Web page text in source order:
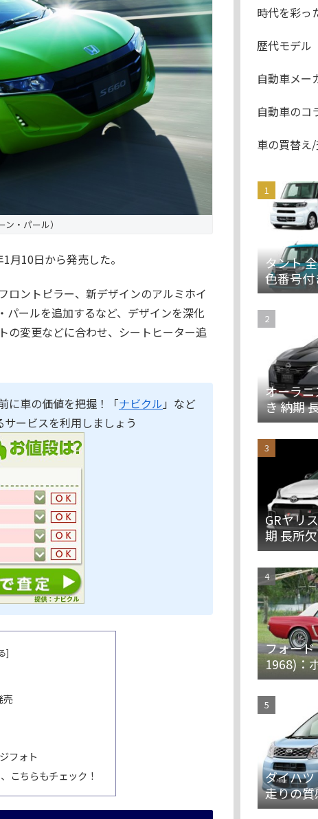
・パール）
月10日から発売した。
ロントピラー、新デザインのアルミホイ
パールを追加するなど、デザインを深化
の変更などに合わせ、シートヒーター追
に車の価値を把握！「ナビクル 」など
ービスを利用しましょう
売
フォト
こちらもチェック！
時代を彩っ
歴代モデル
自動車メー
自動車のコ
車の買替え
タント
色番号
目
オーラ
き 納期
ーを解説
GRヤリ
期 長所
解説
フォー
1968)：
ーの愛
ダイハ
走りの
全装備